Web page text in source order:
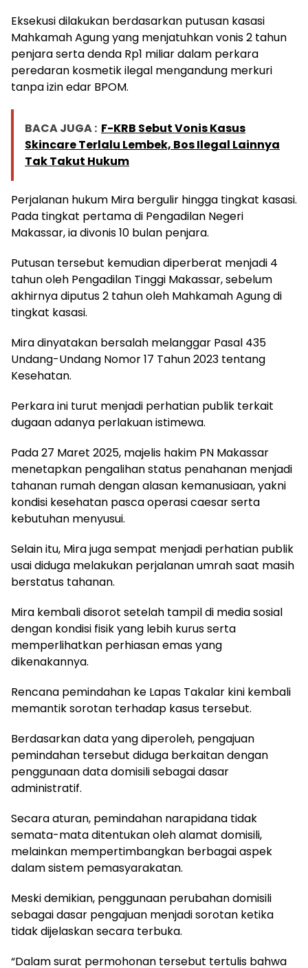
Eksekusi dilakukan berdasarkan putusan kasasi
Mahkamah Agung yang menjatuhkan vonis 2 tahun
penjara serta denda Rp1 miliar dalam perkara
peredaran kosmetik ilegal mengandung merkuri
tanpa izin edar BPOM.
BACA JUGA : F-KRB Sebut Vonis Kasus
Skincare Terlalu Lembek, Bos Ilegal Lainnya
Tak Takut Hukum
Perjalanan hukum Mira bergulir hingga tingkat kasasi.
Pada tingkat pertama di Pengadilan Negeri
Makassar, ia divonis 10 bulan penjara.
Putusan tersebut kemudian diperberat menjadi 4
tahun oleh Pengadilan Tinggi Makassar, sebelum
akhirnya diputus 2 tahun oleh Mahkamah Agung di
tingkat kasasi.
Mira dinyatakan bersalah melanggar Pasal 435
Undang-Undang Nomor 17 Tahun 2023 tentang
Kesehatan.
Perkara ini turut menjadi perhatian publik terkait
dugaan adanya perlakuan istimewa.
Pada 27 Maret 2025, majelis hakim PN Makassar
menetapkan pengalihan status penahanan menjadi
tahanan rumah dengan alasan kemanusiaan, yakni
kondisi kesehatan pasca operasi caesar serta
kebutuhan menyusui.
Selain itu, Mira juga sempat menjadi perhatian publik
usai diduga melakukan perjalanan umrah saat masih
berstatus tahanan.
Mira kembali disorot setelah tampil di media sosial
dengan kondisi fisik yang lebih kurus serta
memperlihatkan perhiasan emas yang
dikenakannya.
Rencana pemindahan ke Lapas Takalar kini kembali
memantik sorotan terhadap kasus tersebut.
Berdasarkan data yang diperoleh, pengajuan
pemindahan tersebut diduga berkaitan dengan
penggunaan data domisili sebagai dasar
administratif.
Secara aturan, pemindahan narapidana tidak
semata-mata ditentukan oleh alamat domisili,
melainkan mempertimbangkan berbagai aspek
dalam sistem pemasyarakatan.
Meski demikian, penggunaan perubahan domisili
sebagai dasar pengajuan menjadi sorotan ketika
tidak dijelaskan secara terbuka.
“Dalam surat permohonan tersebut tertulis bahwa